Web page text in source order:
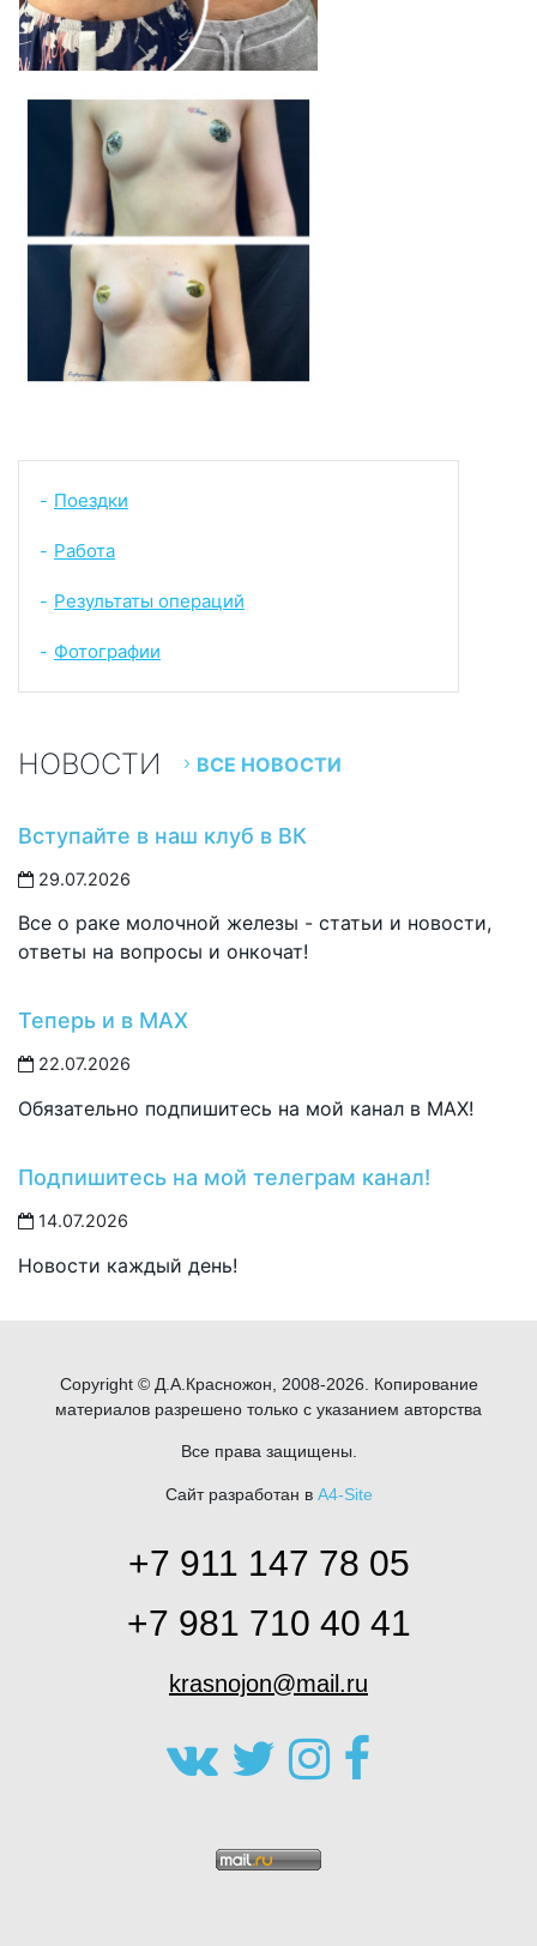
- Поездки
- Работа
- Результаты операций
- Фотографии
НОВОСТИ ВСЕ НОВОСТИ
Вступайте в наш клуб в ВК
29.07.2026
Все о раке молочной железы - статьи и новости,
ответы на вопросы и онкочат!
Теперь и в MAX
22.07.2026
Обязательно подпишитесь на мой канал в MAX!
Подпишитесь на мой телеграм канал!
14.07.2026
Новости каждый день!
Copyright © Д.А.Красножон, 2008-2026. Копирование
материалов разрешено только с указанием авторства
Все права защищены.
Сайт разработан в A4-Site
+7 911 147 78 05
+7 981 710 40 41
krasnojon@mail.ru